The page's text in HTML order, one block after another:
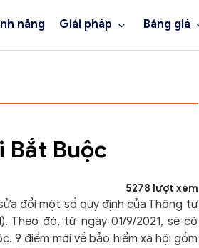
năng Giải pháp Bảng giá
Bắt Buộc
5278 lượt xem
đổi một số quy định của Thông tư
Theo đó, từ ngày 01/9/2021, sẽ có
9 điểm mới về bảo hiểm xã hội gồm